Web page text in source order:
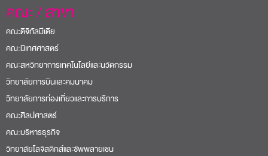
คณะ / สาขา
คณะดิจิทัลมีเดีย
คณะนิเทศศาสตร์
คณะสหวิทยาการเทคโนโลยีและนวัตกรรม
วิทยาลัยการบินและคมนาคม
วิทยาลัยการท่องเที่ยวและการบริการ
คณะศิลปศาสตร์
คณะบริหารธุรกิจ
วิทยาลัยโลจิสติกส์และซัพพลายเชน